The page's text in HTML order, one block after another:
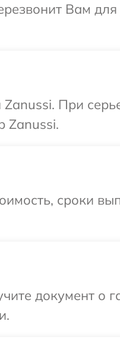
Вам для
При
Zanussi.
сроки
документ о